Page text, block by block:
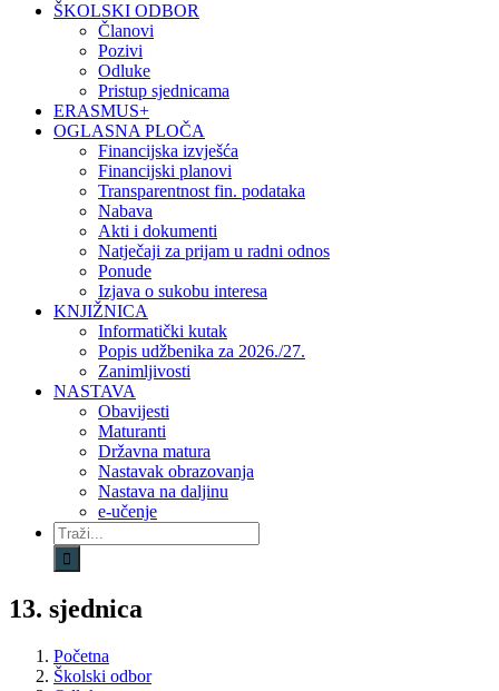
ŠKOLSKI ODBOR
Članovi
Pozivi
Odluke
Pristup sjednicama
ERASMUS+
OGLASNA PLOČA
Financijska izvješća
Financijski planovi
Transparentnost fin. podataka
Nabava
Akti i dokumenti
Natječaji za prijam u radni odnos
Ponude
Izjava o sukobu interesa
KNJIŽNICA
Informatički kutak
Popis udžbenika za 2026./27.
Zanimljivosti
NASTAVA
Obavijesti
Maturanti
Državna matura
Nastavak obrazovanja
Nastava na daljinu
e-učenje
Traži...
13. sjednica
Početna
Školski odbor